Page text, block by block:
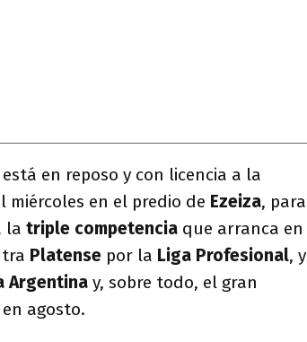
está en reposo y con licencia a la
miércoles en el predio de Ezeiza, para
la triple competencia que arranca en
Platense por la Liga Profesional, y
Argentina y, sobre todo, el gran
en agosto.